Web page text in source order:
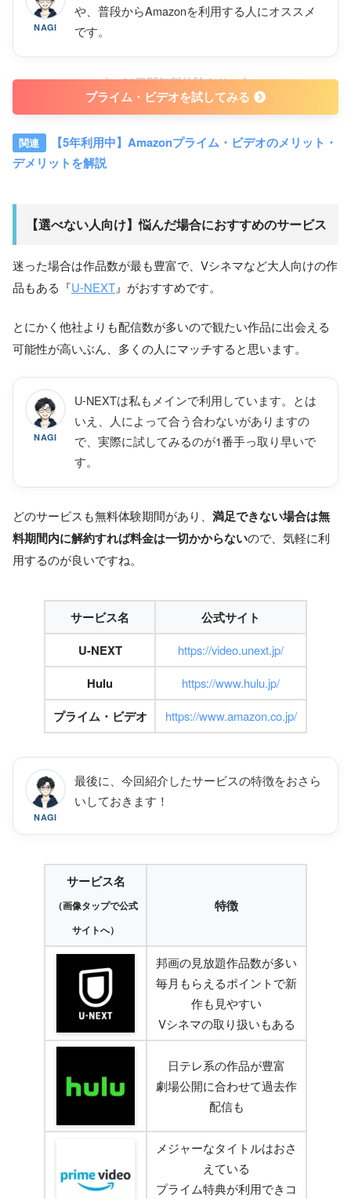
公式サイト https://www.amazon.co.jp/
NAGI
や、普段からAmazonを利用する人にオススメ
です。
30日間無料体験あり
プライム・ビデオを試してみる
【5年利用中】Amazonプライム・ビデオのメリット・
デメリットを解説
【選べない人向け】悩んだ場合におすすめのサービス
迷った場合は作品数が最も豊富で、Vシネマなど大人向けの作
品もある『U-NEXT』がおすすめです。
とにかく他社よりも配信数が多いので観たい作品に出会える
可能性が高いぶん、多くの人にマッチすると思います。
NAGI
U-NEXTは私もメインで利用しています。とは
いえ、人によって合う合わないがありますの
で、実際に試してみるのが1番手っ取り早いで
す。
どのサービスも無料体験期間があり、 満足できない場合は無
料期間内に解約すれば料金は一切かからないので、気軽に利
用するのが良いですね。
サービス名
公式サイト
U-NEXT
https://video.unext.jp/
Hulu https://www.hulu.jp/
プライム・ビデオ https://www.amazon.co.jp/
NAGI
最後に、今回紹介したサービスの特徴をおさら
いしておきます！
サービス名
（画像タップで公式
サイトへ）
特徴
邦画の見放題作品数が多い
毎月もらえるポイントで新
作も見やすい
Vシネマの取り扱いもある
日テレ系の作品が豊富
劇場公開に合わせて過去作
配信も
メジャーなタイトルはおさ
えている
プライム特典が利用できコ